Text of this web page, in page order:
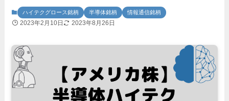
ハイテクグロース銘柄 半導体銘柄 情報通信銘柄
2023年2月10日 2023年8月26日